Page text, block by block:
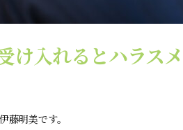
け入れるとハラス
藤明美です。